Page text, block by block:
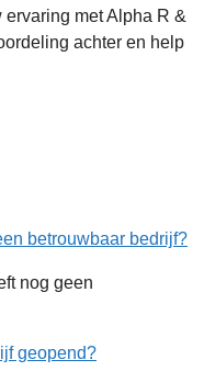
met Alpha R &
achter en help
betrouwbaar bedrijf?
nog geen
geopend?